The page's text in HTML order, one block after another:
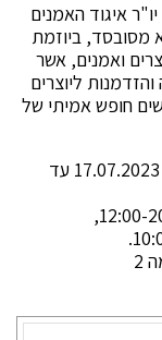
איגוד האמנים
חברתי לא מסובסד, ביוזמת
ואמנים, אשר
ליוצרים
חופש אמיתי של
התערוכה תוצג לקהל הרחב החל מהיום, 17.07.2023 עד
2